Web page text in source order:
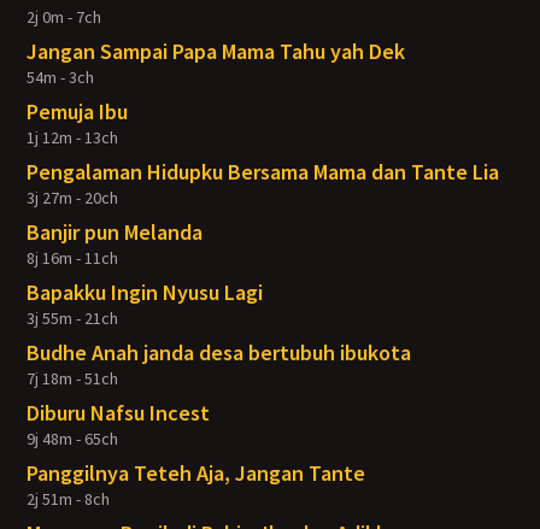
2j 0m - 7ch
Jangan Sampai Papa Mama Tahu yah Dek
54m - 3ch
Pemuja Ibu
1j 12m - 13ch
Pengalaman Hidupku Bersama Mama dan Tante Lia
3j 27m - 20ch
Banjir pun Melanda
8j 16m - 11ch
Bapakku Ingin Nyusu Lagi
3j 55m - 21ch
Budhe Anah janda desa bertubuh ibukota
7j 18m - 51ch
Diburu Nafsu Incest
9j 48m - 65ch
Panggilnya Teteh Aja, Jangan Tante
2j 51m - 8ch